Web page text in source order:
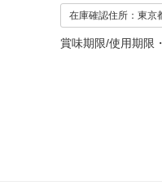
在庫確認住所：東京
賞味期限/使用期限